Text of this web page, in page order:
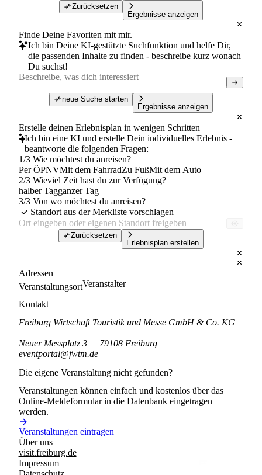
Zurücksetzen
Ergebnisse anzeigen
Finde Deine Favoriten mit mir.
Ich bin Deine KI-gestützte Suchfunktion und helfe Dir,
die passenden Inhalte zu finden - beschreibe kurz wonach
Du suchst!
neue Suche starten
Ergebnisse anzeigen
Erstelle deinen Erlebnisplan in wenigen Schritten
Ich bin eine KI und erstelle Dein individuelles Erlebnis -
beantworte die folgenden Fragen:
1/3 Wie möchtest du anreisen?
Per ÖPNVMit dem FahrradZu FußMit dem Auto
2/3 Wieviel Zeit hast du zur Verfügung?
halber Tagganzer Tag
3/3 Von wo möchtest du anreisen?
Standort aus der Merkliste vorschlagen
Zurücksetzen
Erlebnisplan erstellen
Adressen
VeranstaltungsortVeranstalter
Kontakt
Freiburg Wirtschaft Touristik und Messe GmbH & Co. KG
Neuer Messplatz 3
79108 Freiburg
eventportal@fwtm.de
Die eigene Veranstaltung nicht gefunden?
Veranstaltungen können einfach und kostenlos über das
Online-Meldeformular in die Datenbank eingetragen
werden.
Veranstaltungen eintragen
Über uns
visit.freiburg.de
Impressum